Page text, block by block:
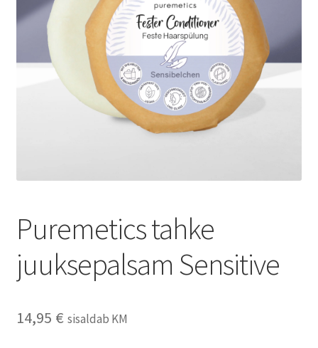
Müügitingimused
Puremetics tahke
juuksepalsam Sensitive
14,95 € sisaldab KM